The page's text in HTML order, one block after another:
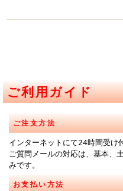
ご利用ガイド
ご注文方法
インターネットにて24時間受け
ご質問メールの対応は、基本、
みです。
お支払い方法